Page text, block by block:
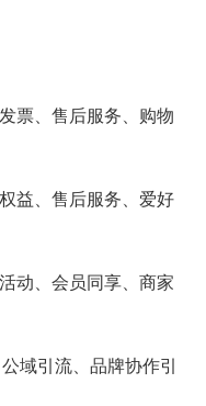
票、售后服务、购物
益、售后服务、爱好
动、会员同享、商家
域引流、品牌协作引